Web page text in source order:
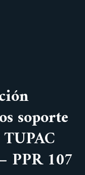
soporte
PPR 107